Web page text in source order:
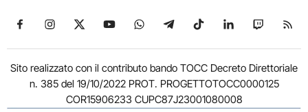
Seguici su Facebook
Seguici su Instagram
Seguici su X
Seguici su YouTube
Seguici su WhatsApp
Seguici su Telegram
Seguici su TikTok
Seguici su
Seguici
Sito realizzato con il contributo bando TOCC Decreto Direttoriale
n. 385 del 19/10/2022 PROT. PROGETTOTOCC0000125
COR15906233 CUPC87J23001080008